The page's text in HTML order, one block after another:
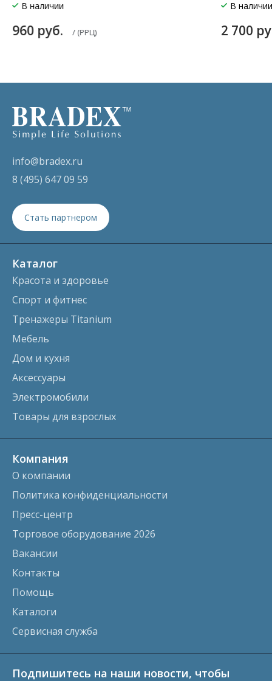
В наличии
960 руб. / (РРЦ)
В
2 700
info@bradex.ru
8 (495) 647 09 59
Стать партнером
Каталог
Красота и здоровье
Спорт и фитнес
Тренажеры Titanium
Мебель
Дом и кухня
Аксессуары
Электромобили
Товары для взрослых
Компания
О компании
Политика конфиденциальности
Пресс-центр
Торговое оборудование 2026
Вакансии
Контакты
Помощь
Каталоги
Сервисная служба
Подпишитесь на наши новости, чтобы